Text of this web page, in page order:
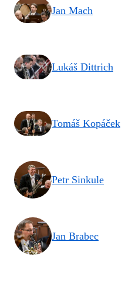
Jan Mach
Lukáš Dittrich
Tomáš Kopáček
Petr Sinkule
Jan Brabec